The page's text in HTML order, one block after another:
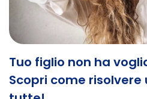
Tuo figlio non ha
Scopri come